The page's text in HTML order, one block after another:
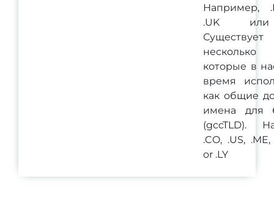
Например,
.UK
Существует
несколько
которые в
время
как общие
имена для
(gccTLD).
.CO, .US,
or .LY